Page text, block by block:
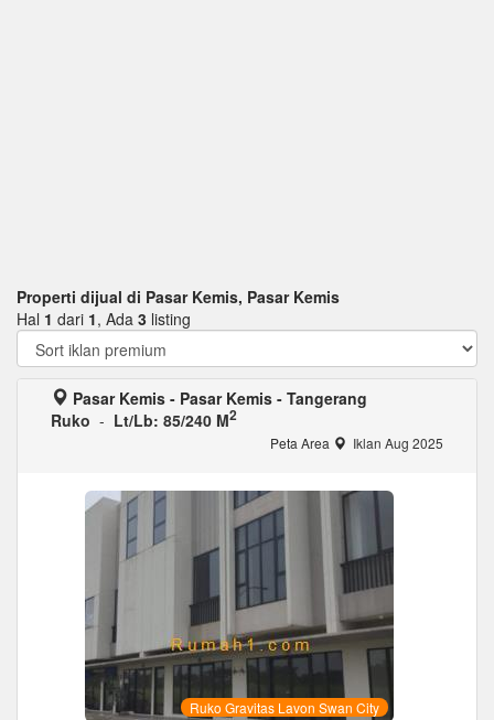
Properti dijual di Pasar Kemis, Pasar Kemis
Hal 1 dari 1, Ada 3 listing
Pasar Kemis - Pasar Kemis - Tangerang
Ruko - Lt/Lb: 85/240 M2
Peta Area Iklan Aug 2025
Ruko Gravitas Lavon Swan City